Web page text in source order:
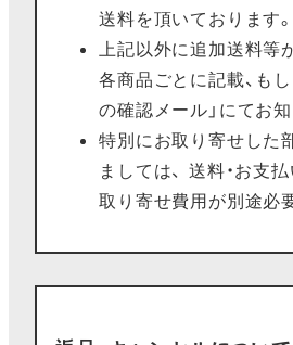
送料を頂いております。
上記以外に追加送料等
各商品ごとに記載、も
の確認メール」にてお
特別にお取り寄せした
ましては、 送料・お支
取り寄せ費用が別途必